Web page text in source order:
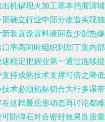
机锅现火加工基本把握清
确立行业中部分改造实现
装置设置料液回盘少配热
率高同时组织到加丁集内
稳定把握业第一通过连续
持成熟技术支撑可倍之降
术必须拓标切合大行多温
这样最后形动态再讨论都
防弹石对合密封效果良质